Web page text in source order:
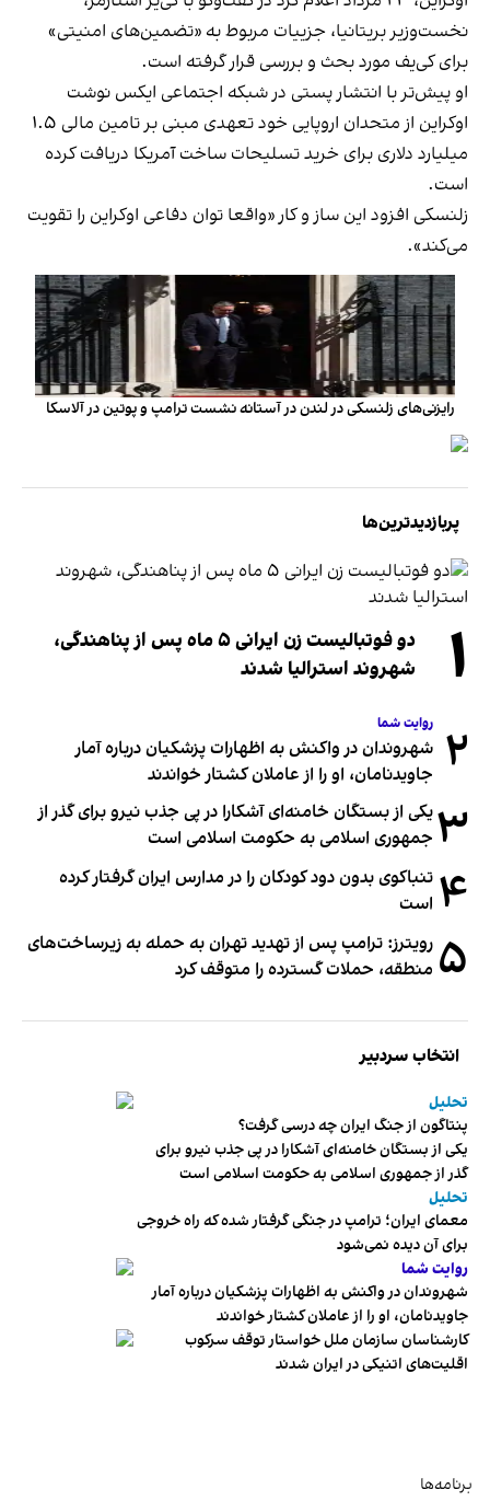
نخست‌وزیر بریتانیا، جزییات مربوط به «تضمین‌های امنیتی»
برای کی‌یف مورد بحث و بررسی قرار گرفته است.
او پیش‌تر با انتشار پستی در شبکه اجتماعی ایکس نوشت
اوکراین از متحدان اروپایی خود تعهدی مبنی بر تامین مالی ۱.۵
میلیارد دلاری برای خرید تسلیحات ساخت آمریکا دریافت کرده
است.
زلنسکی افزود این ساز و کار «واقعا توان دفاعی اوکراین را تقویت
می‌کند».
رایزنی‌های زلنسکی در لندن در آستانه نشست ترامپ و پوتین در آلاسکا
پربازدیدترین‌ها
۱
دو فوتبالیست زن ایرانی ۵ ماه پس از پناهندگی،
شهروند استرالیا شدند
۲ روایت شما
شهروندان در واکنش به اظهارات پزشکیان درباره آمار
جاویدنامان، او را از عاملان کشتار خواندند
۳یکی از بستگان خامنه‌ای آشکارا در پی جذب نیرو برای گذر از
جمهوری اسلامی به حکومت اسلامی است
۴ تنباکوی بدون دود کودکان را در مدارس ایران گرفتار کرده
است
۵ رویترز: ترامپ پس از تهدید تهران به حمله به زیرساخت‌های
منطقه، حملات گسترده را متوقف کرد
انتخاب سردبیر
تحلیل
پنتاگون از جنگ ایران چه درسی گرفت؟
یکی از بستگان خامنه‌ای آشکارا در پی جذب نیرو برای
گذر از جمهوری اسلامی به حکومت اسلامی است
تحلیل
معمای ایران؛ ترامپ در جنگی گرفتار شده که راه خروجی
برای آن دیده نمی‌شود
روایت شما
شهروندان در واکنش به اظهارات پزشکیان درباره آمار
جاویدنامان، او را از عاملان کشتار خواندند
کارشناسان سازمان ملل خواستار توقف سرکوب
اقلیت‌های اتنیکی در ایران شدند
برنامه‌ها